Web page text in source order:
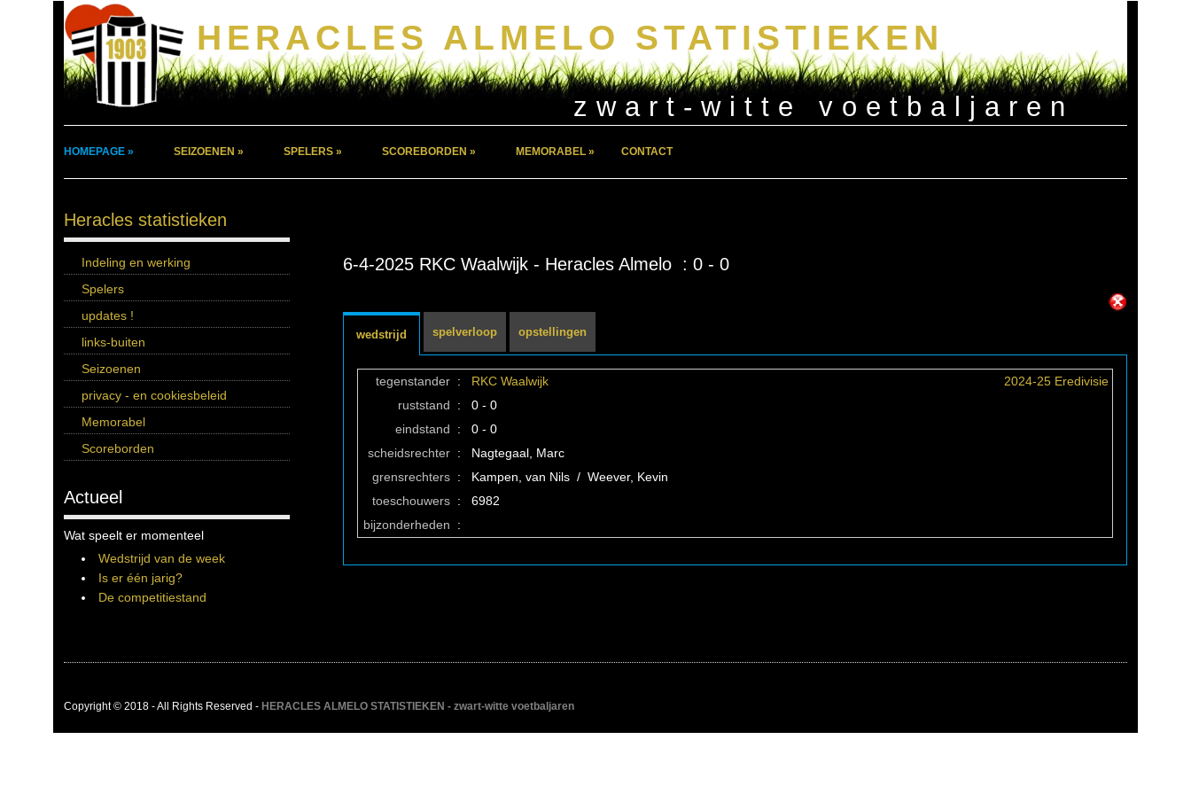
HERACLES ALMELO STATISTIEKEN
zwart-witte voetbaljaren
HOMEPAGE » SEIZOENEN » SPELERS » SCOREBORDEN » MEMORABEL » CONTACT
Heracles statistieken
Indeling en werking
Spelers
updates !
links-buiten
Seizoenen
privacy - en cookiesbeleid
Memorabel
Scoreborden
Actueel
Wat speelt er momenteel
Wedstrijd van de week
Is er één jarig?
De competitiestand
6-4-2025 RKC Waalwijk - Heracles Almelo : 0 - 0
wedstrijd spelverloop opstellingen
tegenstander : RKC Waalwijk
2024-25 Eredivisie
ruststand
:
0 - 0
eindstand
:
0 - 0
scheidsrechter :
Nagtegaal, Marc
grensrechters :
Kampen, van Nils / Weever, Kevin
toeschouwers :
6982
bijzonderheden
:
Copyright © 2018 - All Rights Reserved - HERACLES ALMELO STATISTIEKEN - zwart-witte voetbaljaren